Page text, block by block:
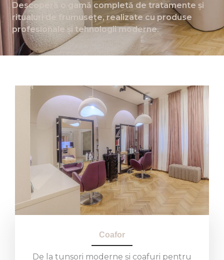
Descoperă o gamă completă de tratamente și
ritualuri de frumusețe, realizate cu produse
profesionale și tehnologii moderne.
Coafor
De la tunsori moderne și coafuri pentru